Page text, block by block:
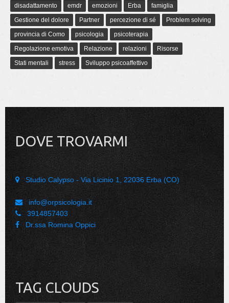
disadattamento
emdr emozioni Erba
famiglia
Gestione del dolore
Partner percezione di sé
Problem solving
provincia di Como
psicologia
psicoterapia
Regolazione emotiva
Relazione relazioni
Risorse
Stati mentali
stress Sviluppo psicoaffettivo
DOVE TROVARMI
Studio Calypso - Via Licinio 1, 22036 Erba (CO)
info@orpsicologia.it
3914857403
Dr.ssa Romina Oppici
TAG CLOUDS